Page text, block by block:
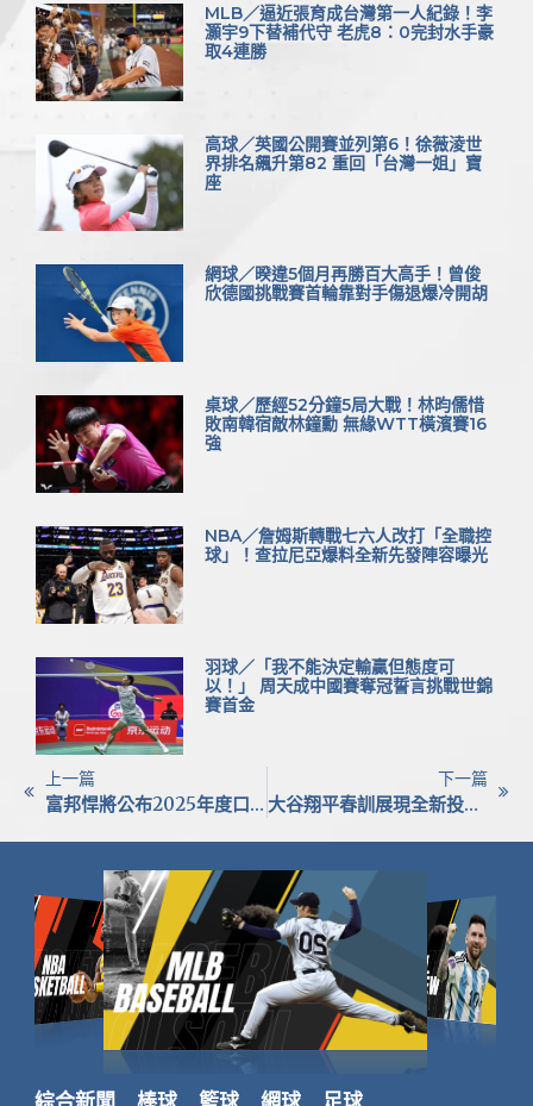
MLB／逼近張育成台灣第一人紀錄！李
灝宇9下替補代守 老虎8：0完封水手豪
取4連勝
高球／英國公開賽並列第6！徐薇淩世
界排名飆升第82 重回「台灣一姐」寶
座
網球／暌違5個月再勝百大高手！曾俊
欣德國挑戰賽首輪靠對手傷退爆冷開胡
桌球／歷經52分鐘5局大戰！林昀儒惜
敗南韓宿敵林鐘勳 無緣WTT橫濱賽16
強
NBA／詹姆斯轉戰七六人改打「全職控
球」！查拉尼亞爆料全新先發陣容曝光
羽球／「我不能決定輸贏但態度可
以！」 周天成中國賽奪冠誓言挑戰世錦
賽首金
上一篇
富邦悍將公布2025年度口號：全力以赴，為夢想而戰
下一篇
大谷翔平春訓展現全新投球姿勢 50公尺遠距練投引關注
綜合新聞 棒球 籃球 網球 足球